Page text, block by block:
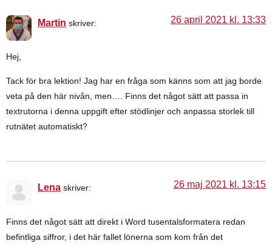
Martin skriver: 26 april 2021 kl. 13:33
Hej,
Tack för bra lektion! Jag har en fråga som känns som att jag borde
veta på den här nivån, men…. Finns det något sätt att passa in
textrutorna i denna uppgift efter stödlinjer och anpassa storlek till
rutnätet automatiskt?
Lena skriver: 26 maj 2021 kl. 13:15
Finns det något sätt att direkt i Word tusentalsformatera redan
befintliga siffror, i det här fallet lönerna som kom från det